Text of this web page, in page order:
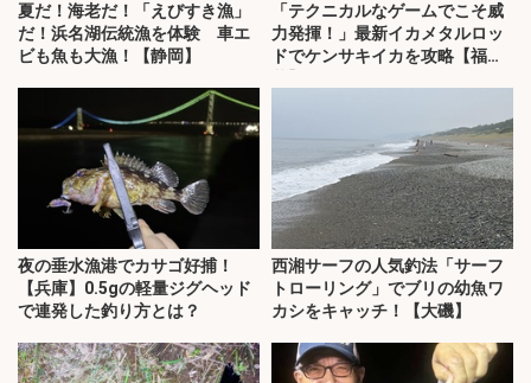
夏だ！海老だ！「えびすき漁」
だ！浜名湖伝統漁を体験 車エ
ビも魚も大漁！【静岡】
「テクニカルなゲームでこそ威
力発揮！」最新イカメタルロッ
ドでケンサキイカを攻略【福
夜の垂水漁港でカサゴ好捕！
【兵庫】0.5gの軽量ジグヘッド
で連発した釣り方とは？
西湘サーフの人気釣法「サーフ
トローリング」でブリの幼魚ワ
カシをキャッチ！【大磯】